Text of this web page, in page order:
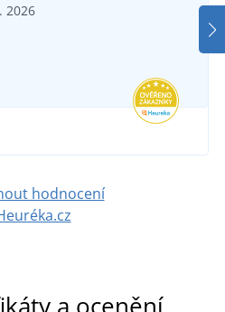
2026
hodnocení